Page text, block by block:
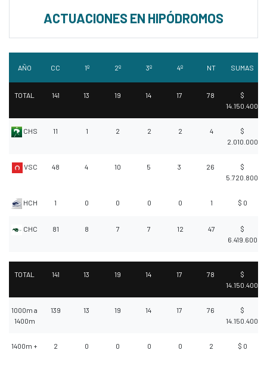
ACTUACIONES EN HIPÓDROMOS
AÑO CC 1º 2º 3º 4º NT SUMAS
TOTAL 141 13 19 14 17 78
$
14.150.400
CHS 11 1 2 2 2 4
$
2.010.000
VSC 48 4 10 5 3 26
$
5.720.800
HCH 1 0 0 0 0 1 $ 0
CHC 81 8 7 7 12 47
$
6.419.600
TOTAL 141 13 19 14 17 78
$
14.150.400
1000m a
1400m
139 13 19 14 17 76
$
14.150.400
1400m + 2 0 0 0 0 2 $ 0